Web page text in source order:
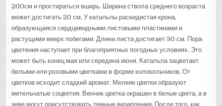
200см и простираться вширь. Ширина ствола среднего возраста
может достигать 20 см. У катальпы раскидистая крона,
образующаяся сердцевидными листовыми пластинами и
растущими вверх побегами. Длина листа достигает 30 см. Пора
цветения наступает при благоприятных погодных условиях. Это
может быть конец мая или середина июня. Катальпа зацветает
белыми или розовыми цветками в форме колокольчиков. От
цветков исходит сладкий аромат. Мелкие цветки образуют
метельчатые соцветия. Венчик цветка окрашен в белые цвета, а в
зеве могут присутствовать темные вкрапления. После того, как